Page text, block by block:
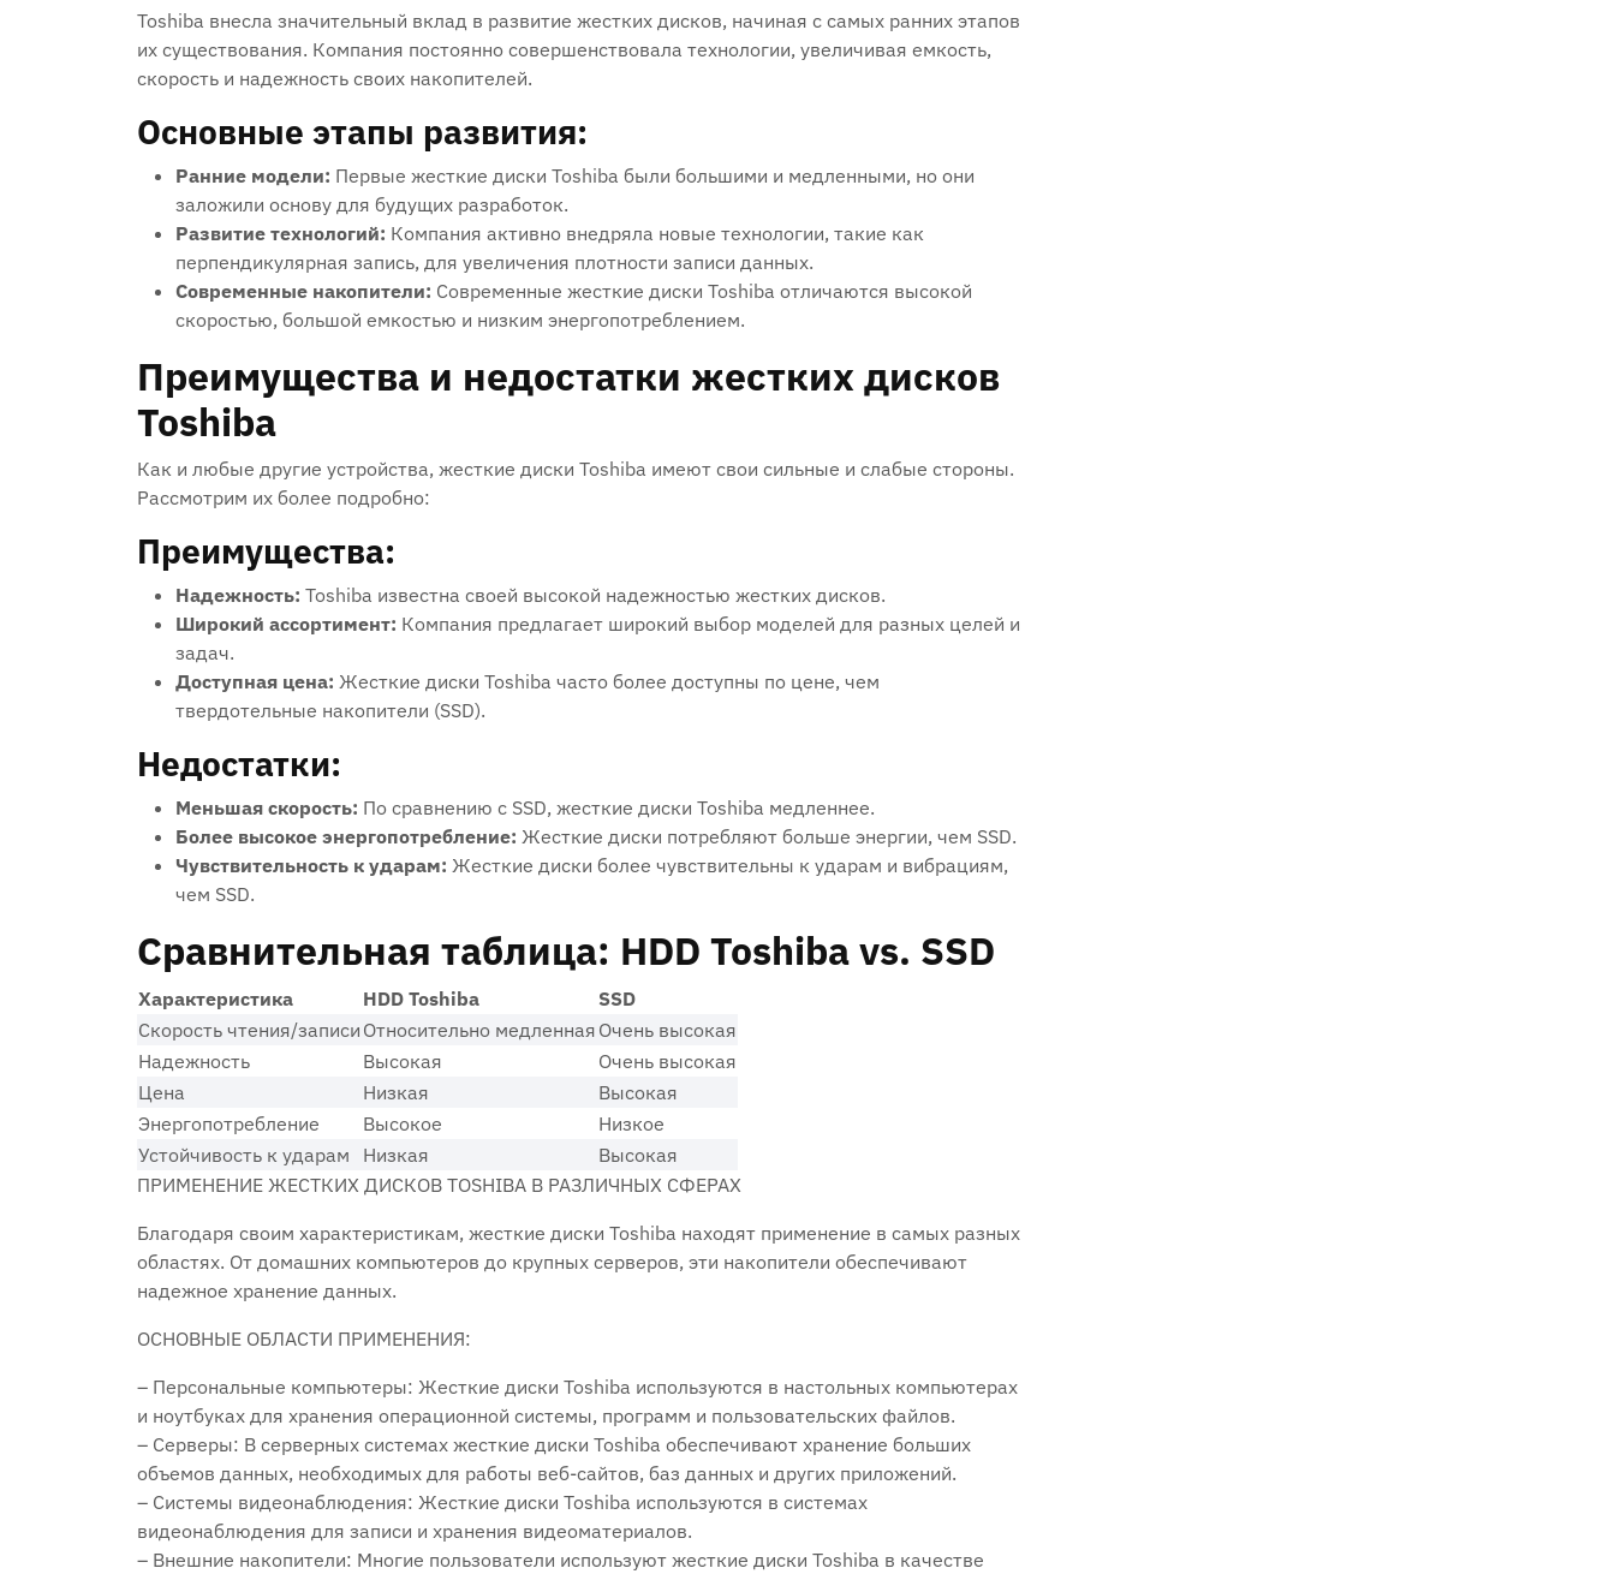
Toshiba внесла значительный вклад в развитие жестких дисков, начиная с самых ранних этапов
их существования. Компания постоянно совершенствовала технологии, увеличивая емкость,
скорость и надежность своих накопителей.
Основные этапы развития:
Ранние модели: Первые жесткие диски Toshiba были большими и медленными, но они
заложили основу для будущих разработок.
Развитие технологий: Компания активно внедряла новые технологии, такие как
перпендикулярная запись, для увеличения плотности записи данных.
Современные накопители: Современные жесткие диски Toshiba отличаются высокой
скоростью, большой емкостью и низким энергопотреблением.
Преимущества и недостатки жестких дисков
Toshiba
Как и любые другие устройства, жесткие диски Toshiba имеют свои сильные и слабые стороны.
Рассмотрим их более подробно:
Преимущества:
Надежность: Toshiba известна своей высокой надежностью жестких дисков.
Широкий ассортимент: Компания предлагает широкий выбор моделей для разных целей и
задач.
Доступная цена: Жесткие диски Toshiba часто более доступны по цене, чем
твердотельные накопители (SSD).
Недостатки:
Меньшая скорость: По сравнению с SSD, жесткие диски Toshiba медленнее.
Более высокое энергопотребление: Жесткие диски потребляют больше энергии, чем SSD.
Чувствительность к ударам: Жесткие диски более чувствительны к ударам и вибрациям,
чем SSD.
Сравнительная таблица: HDD Toshiba vs. SSD
Характеристика HDD Toshiba
SSD
Скорость чтения/записи Относительно медленная Очень высокая
Надежность
Высокая
Очень высокая
Цена
Низкая
Высокая
Энергопотребление
Высокое
Низкое
Устойчивость к ударам
Низкая
Высокая
ПРИМЕНЕНИЕ ЖЕСТКИХ ДИСКОВ TOSHIBA В РАЗЛИЧНЫХ СФЕРАХ
Благодаря своим характеристикам, жесткие диски Toshiba находят применение в самых разных
областях. От домашних компьютеров до крупных серверов, эти накопители обеспечивают
надежное хранение данных.
ОСНОВНЫЕ ОБЛАСТИ ПРИМЕНЕНИЯ:
– Персональные компьютеры: Жесткие диски Toshiba используются в настольных компьютерах
и ноутбуках для хранения операционной системы, программ и пользовательских файлов.
– Серверы: В серверных системах жесткие диски Toshiba обеспечивают хранение больших
объемов данных, необходимых для работы веб-сайтов, баз данных и других приложений.
– Системы видеонаблюдения: Жесткие диски Toshiba используются в системах
видеонаблюдения для записи и хранения видеоматериалов.
– Внешние накопители: Многие пользователи используют жесткие диски Toshiba в качестве